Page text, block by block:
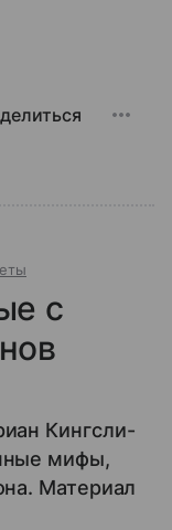
с
Кингсли-
мифы,
Материал